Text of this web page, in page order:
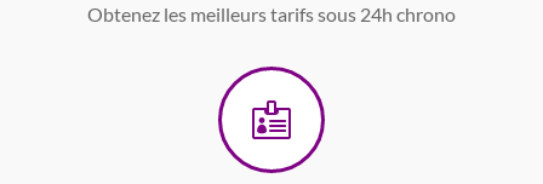
Obtenez les meilleurs tarifs sous 24h chrono
